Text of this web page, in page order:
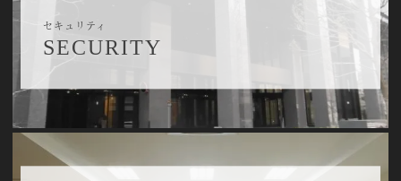
セキュリティ
SECURITY